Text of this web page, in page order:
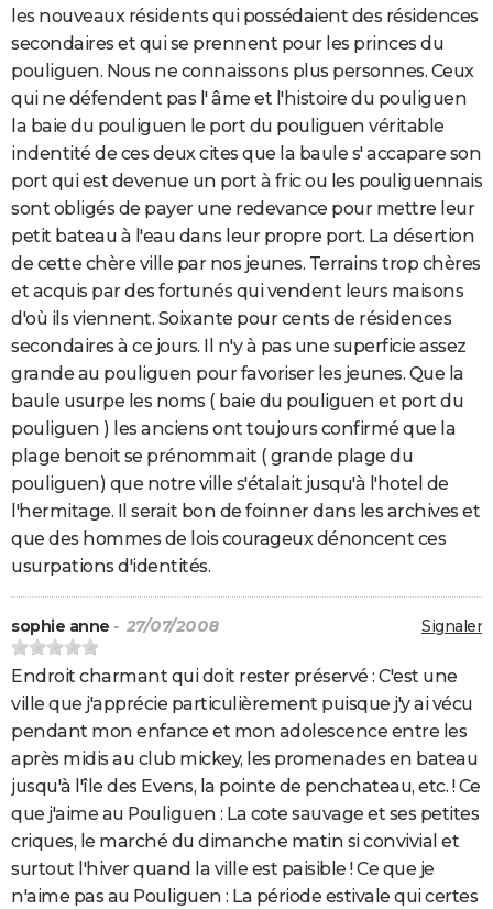
les nouveaux résidents qui possédaient des résidences
secondaires et qui se prennent pour les princes du
pouliguen. Nous ne connaissons plus personnes. Ceux
qui ne défendent pas l' âme et l'histoire du pouliguen
la baie du pouliguen le port du pouliguen véritable
indentité de ces deux cites que la baule s' accapare son
port qui est devenue un port à fric ou les pouliguennais
sont obligés de payer une redevance pour mettre leur
petit bateau à l'eau dans leur propre port. La désertion
de cette chère ville par nos jeunes. Terrains trop chères
et acquis par des fortunés qui vendent leurs maisons
d'où ils viennent. Soixante pour cents de résidences
secondaires à ce jours. Il n'y à pas une superficie assez
grande au pouliguen pour favoriser les jeunes. Que la
baule usurpe les noms ( baie du pouliguen et port du
pouliguen ) les anciens ont toujours confirmé que la
plage benoit se prénommait ( grande plage du
pouliguen) que notre ville s'étalait jusqu'à l'hotel de
l'hermitage. Il serait bon de foinner dans les archives et
que des hommes de lois courageux dénoncent ces
usurpations d'identités.
Signaler
sophie anne - 27/07/2008
Endroit charmant qui doit rester préservé : C'est une
ville que j'apprécie particulièrement puisque j'y ai vécu
pendant mon enfance et mon adolescence entre les
après midis au club mickey, les promenades en bateau
jusqu'à l'île des Evens, la pointe de penchateau, etc. ! Ce
que j'aime au Pouliguen : La cote sauvage et ses petites
criques, le marché du dimanche matin si convivial et
surtout l'hiver quand la ville est paisible ! Ce que je
n'aime pas au Pouliguen : La période estivale qui certes